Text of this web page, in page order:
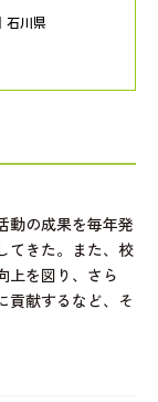
石川県
動の成果を毎年発
てきた。また、校
上を図り、さら
貢献するなど、そ